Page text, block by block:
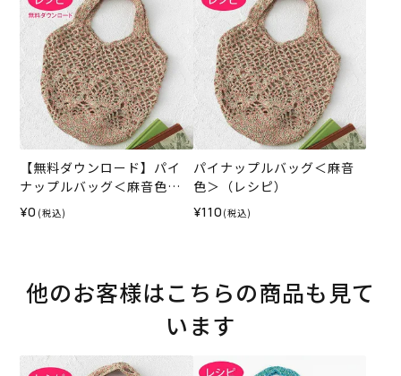
【無料ダウンロード】パイ
ナップルバッグ＜麻音色＞
（レシピ）
¥0 (税込)
パイナップルバッグ＜麻音
色＞（レシピ）
¥110 (税込)
他のお客様はこちらの商品も見て
います